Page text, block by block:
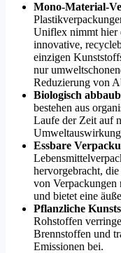
Mono-Material-
Uniflex nimmt hier
innovative,
einzigen
nur
Reduzierung von
Biologisch
bestehen aus
Laufe der Zeit auf
Essbare
hervorgebracht,
von Verpackungen
und bietet eine
Pflanzliche
Rohstoffen
Brennstoffen und
Emissionen bei.